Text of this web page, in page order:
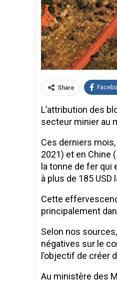
Share
L’attribution des
secteur minier au
Ces derniers
2021) et en Chine
la tonne de fer qui
à plus de 185 USD
Cette
principalement
Selon nos
négatives sur le
l’objectif de créer
Au ministère des